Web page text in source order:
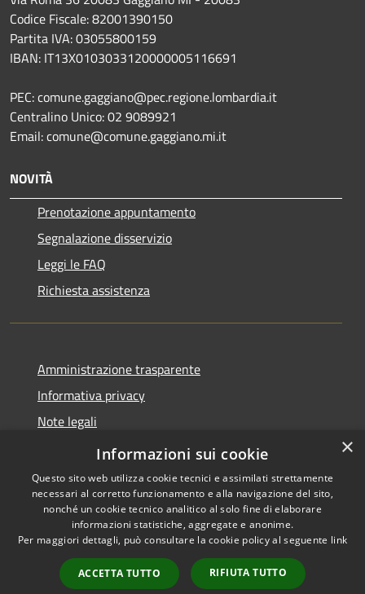
Codice Fiscale: 82001390150
Partita IVA: 03055800159
IBAN: IT13X0103033120000005116691
PEC: comune.gaggiano@pec.regione.lombardia.it
Centralino Unico: 02 9089921
Email: comune@comune.gaggiano.mi.it
NOVITÀ
Prenotazione appuntamento
Segnalazione disservizio
Leggi le FAQ
Richiesta assistenza
Amministrazione trasparente
Informativa privacy
Note legali
Dichiarazione di accessibilità
Accessibilità
Copyright © 2026 • Comune di
Gaggiano • Powered by
Municipium•
Accesso
redazione
×
Informazioni sui cookie
Questo sito web utilizza cookie tecnici e assimilati strettamente
necessari al corretto funzionamento e alla navigazione del sito,
nonché un cookie tecnico analitico al solo fine di elaborare
informazioni statistiche, aggregate e anonime.
Per maggiori dettagli, può consultare la cookie policy al seguente link
ACCETTA TUTTO RIFIUTA TUTTO